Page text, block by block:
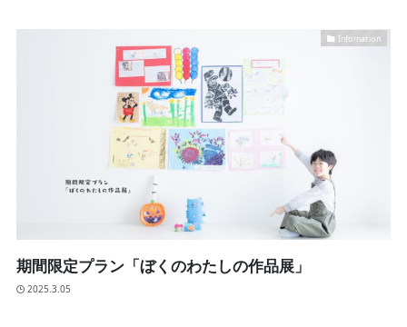
Infomation
期間限定プラン「ぼくのわたしの作品展」
2025.3.05